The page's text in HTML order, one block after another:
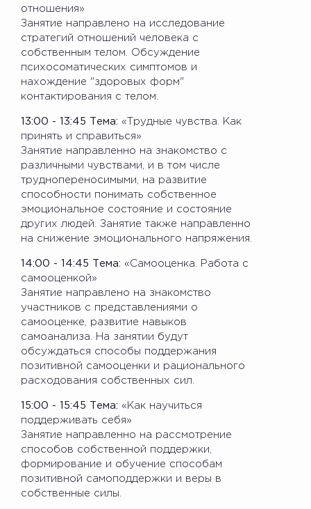
отношения»
Занятие направлено на исследование
стратегий отношений человека с
собственным телом. Обсуждение
психосоматических симптомов и
нахождение "здоровых форм"
контактирования с телом.
13:00 - 13:45 Тема: «Трудные чувства. Как
принять и справиться»
Занятие направленно на знакомство с
различными чувствами, и в том числе
труднопереносимыми, на развитие
способности понимать собственное
эмоциональное состояние и состояние
других людей. Занятие также направленно
на снижение эмоционального напряжения.
14:00 - 14:45 Тема: «Самооценка. Работа с
самооценкой»
Занятие направлено на знакомство
участников с представлениями о
самооценке, развитие навыков
самоанализа. На занятии будут
обсуждаться способы поддержания
позитивной самооценки и рационального
расходования собственных сил.
15:00 - 15:45 Тема: «Как научиться
поддерживать себя»
Занятие направленно на рассмотрение
способов собственной поддержки,
формирование и обучение способам
позитивной самоподдержки и веры в
собственные силы.